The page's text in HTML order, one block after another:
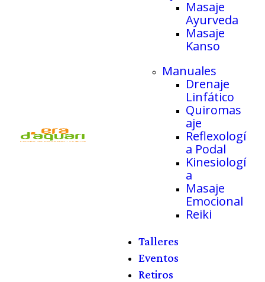
Masaje
Ayurveda
Masaje
Kanso
Manuales
Drenaje
Linfático
Quiromas
aje
Reflexologí
a Podal
Kinesiologí
a
Masaje
Emocional
Reiki
Talleres
Eventos
Retiros